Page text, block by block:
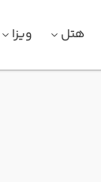
هتل ویزا